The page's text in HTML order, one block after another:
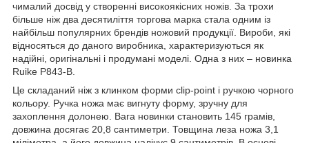
чималий досвід у створенні високоякісних ножів. За трохи
більше ніж два десятиліття торгова марка стала одним із
найбільш популярних брендів ножовий продукції. Вироби, які
відносяться до даного виробника, характеризуються як
надійні, оригінальні і продумані моделі. Одна з них – новинка
Ruike P843-B.
Це складаний ніж з клинком форми clip-point і ручкою чорного
кольору. Ручка ножа має вигнуту форму, зручну для
захоплення долонею. Вага новинки становить 145 грамів,
довжина досягає 20,8 сантиметри. Товщина леза ножа 3,1